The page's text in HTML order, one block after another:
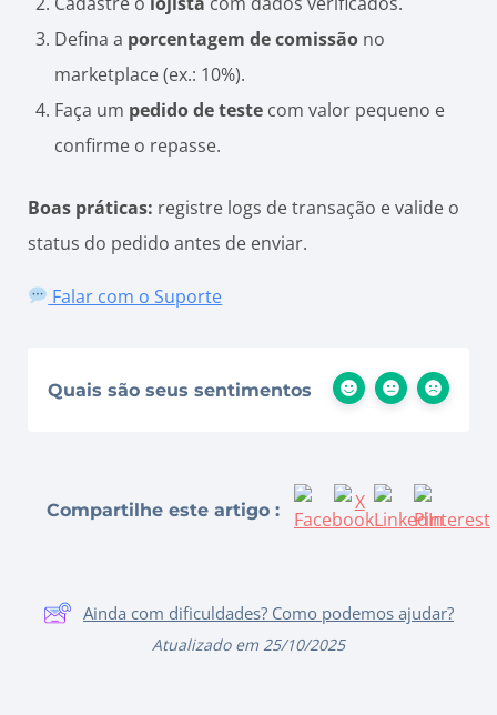
Defina a porcentagem de comissão no
marketplace (ex.: 10%).
Faça um pedido de teste com valor pequeno e
confirme o repasse.
Boas práticas: registre logs de transação e valide o
status do pedido antes de enviar.
Falar com o Suporte
Quais são seus sentimentos
Compartilhe este artigo :
Ainda com dificuldades? Como podemos ajudar?
Atualizado em 25/10/2025